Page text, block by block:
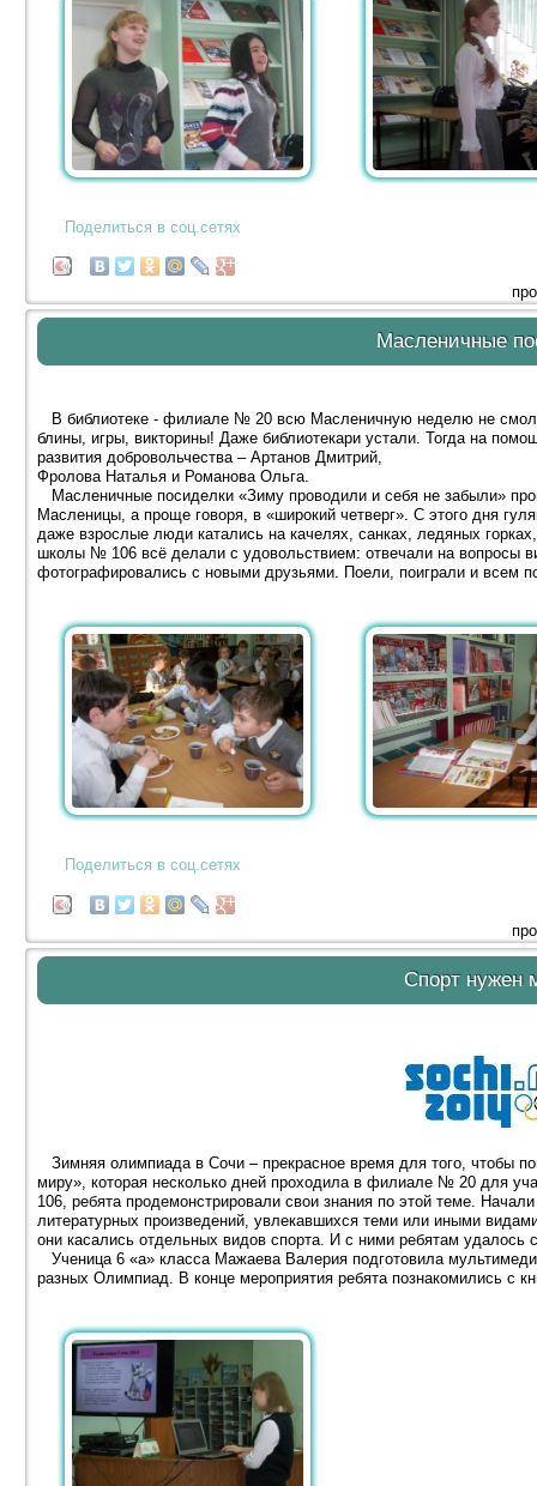
Поделиться в соц.сетях
Масленичные
В библиотеке - филиале № 20 всю Масленичную неделю не
блины, игры, викторины! Даже библиотекари устали. Тогда на
развития добровольчества – Артанов Дмитрий,
Фролова Наталья и Романова Ольга.
Масленичные посиделки «Зиму проводили и себя не забыли»
Масленицы, а проще говоря, в «широкий четверг». С этого дня
даже взрослые люди катались на качелях, санках, ледяных
школы № 106 всё делали с удовольствием: отвечали на вопросы
фотографировались с новыми друзьями. Поели, поиграли и всем
Поделиться в соц.сетях
Спорт нужен
Зимняя олимпиада в Сочи – прекрасное время для того, чтобы
миру», которая несколько дней проходила в филиале № 20 для
106, ребята продемонстрировали свои знания по этой теме.
литературных произведений, увлекавшихся теми или иными
они касались отдельных видов спорта. И с ними ребятам удалось
Ученица 6 «а» класса Мажаева Валерия подготовила
разных Олимпиад. В конце мероприятия ребята познакомились с